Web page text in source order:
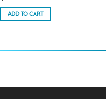
ADD TO CART